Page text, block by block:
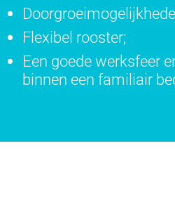
Flexibel rooster;
Een goede werksfeer
binnen een familiair